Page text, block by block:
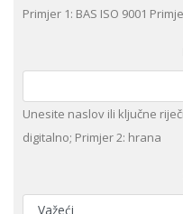
Primjer 1: BAS ISO 9001
Unesite naslov ili ključne
digitalno; Primjer 2: hrana